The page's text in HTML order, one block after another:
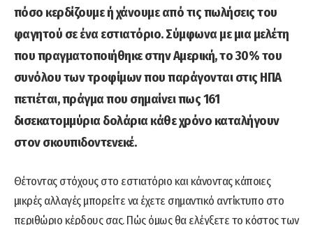
πόσο κερδίζουμε ή χάνουμε από τις πωλήσεις του
φαγητού σε ένα εστιατόριο. Σύμφωνα με μια μελέτη
που πραγματοποιήθηκε στην Αμερική, το 30% του
συνόλου των τροφίμων που παράγονται στις ΗΠΑ
πετιέται, πράγμα που σημαίνει πως 161
δισεκατομμύρια δολάρια κάθε χρόνο καταλήγουν
στον σκουπιδοντενεκέ.
Θέτοντας στόχους στο εστιατόριο και κάνοντας κάποιες
μικρές αλλαγές μπορείτε να έχετε σημαντικό αντίκτυπο στο
περιθώριο κέρδους σας. Πώς όμως θα ελέγξετε το κόστος των